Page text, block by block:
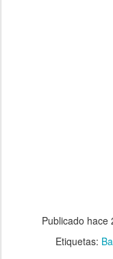
Publicado hace
Etiquetas: